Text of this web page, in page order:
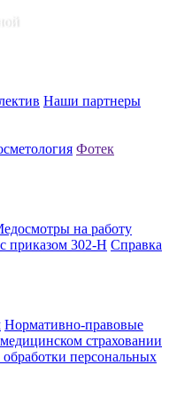
Наши партнеры
Фотек
на работу
приказом 302-Н Справка
Нормативно-правовые
страховании
персональных